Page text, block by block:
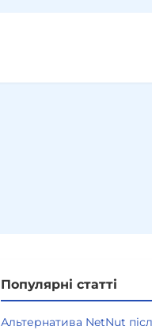
Популярні статті
Альтернатива NetNut